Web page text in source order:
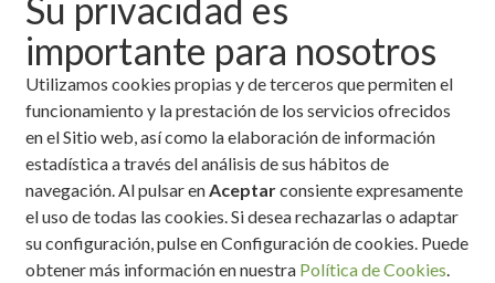
Su privacidad es
importante para nosotros
Utilizamos cookies propias y de terceros que permiten el
funcionamiento y la prestación de los servicios ofrecidos
en el Sitio web, así como la elaboración de información
estadística a través del análisis de sus hábitos de
navegación. Al pulsar enAceptarconsiente expresamente
el uso de todas las cookies. Si desea rechazarlas o adaptar
su configuración, pulse en Configuración de cookies. Puede
obtener más información en nuestra Política de Cookies.
Bocadillo a la plancha de paleta ibérica con pimientos
verdes fritos